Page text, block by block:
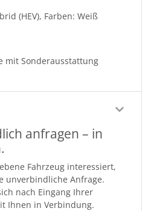
(HEV), Farben: Weiß
mit Sonderausstattung
anfragen – in
Fahrzeug interessiert,
unverbindliche Anfrage.
nach Eingang Ihrer
Ihnen in Verbindung.